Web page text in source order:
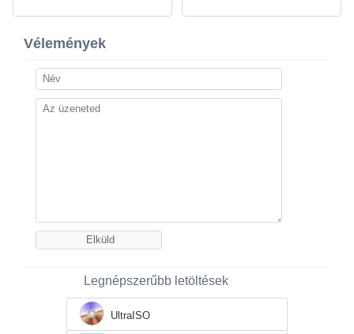
Vélemények
Legnépszerűbb letöltések
UltraISO